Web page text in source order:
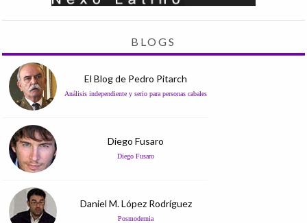
BLOGS
El Blog de Pedro Pitarch
Análisis independiente y serio para personas cabales
Diego Fusaro
Diego Fusaro
Daniel M. López Rodríguez
Posmodernia